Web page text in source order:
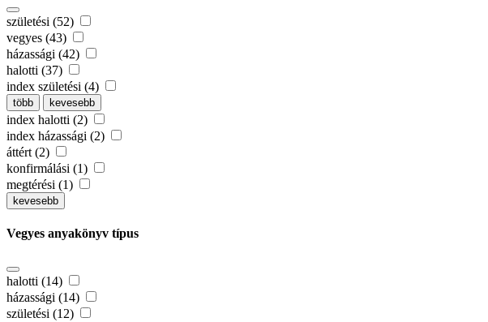
születési (52)
vegyes (43)
házassági (42)
halotti (37)
index születési (4)
több kevesebb
index halotti (2)
index házassági (2)
áttért (2)
konfirmálási (1)
megtérési (1)
kevesebb
Vegyes anyakönyv típus
halotti (14)
házassági (14)
születési (12)